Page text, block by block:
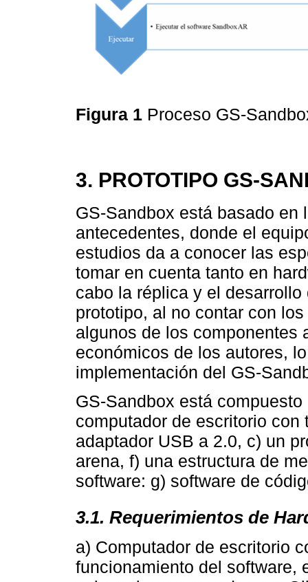
Figura 1 Proceso GS-
3. PROTOTIPO GS-
GS-Sandbox está basado
antecedentes, donde el
estudios da a conocer las
tomar en cuenta tanto en
cabo la réplica y el
prototipo, al no contar con
algunos de los componentes
económicos de los autores,
implementación del GS-
GS-Sandbox está
computador de escritorio
adaptador USB a 2.0, c) un
arena, f) una estructura de
software: g) software de
3.1. Requerimientos de
a) Computador de escritorio
funcionamiento del software,